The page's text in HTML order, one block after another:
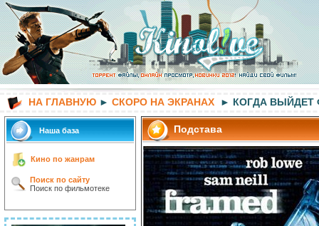
НА ГЛАВНУЮ ► СКОРО НА ЭКРАНАХ ► КОГДА ВЫЙДЕТ
Наша база
Кино по жанрам
Поиск по сайту
Поиск по фильмотеке
Подстава